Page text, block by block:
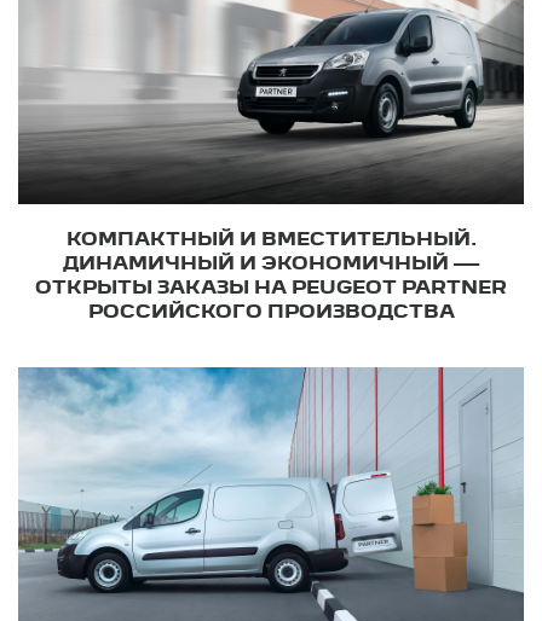
КОМПАКТНЫЙ И ВМЕСТИТЕЛЬНЫЙ.
ДИНАМИЧНЫЙ И ЭКОНОМИЧНЫЙ —
ОТКРЫТЫ ЗАКАЗЫ НА PEUGEOT PARTNER
РОССИЙСКОГО ПРОИЗВОДСТВА